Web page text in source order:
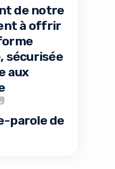
de notre
à offrir
sécurisée
aux
parole de